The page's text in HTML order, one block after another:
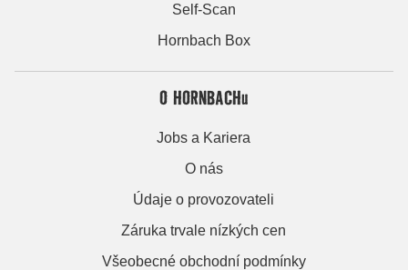
Self-Scan
Hornbach Box
O HORNBACHu
Jobs a Kariera
O nás
Údaje o provozovateli
Záruka trvale nízkých cen
Všeobecné obchodní podmínky